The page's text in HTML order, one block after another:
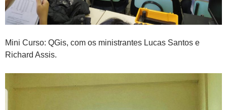
Mini Curso: QGis, com os ministrantes Lucas Santos e
Richard Assis.